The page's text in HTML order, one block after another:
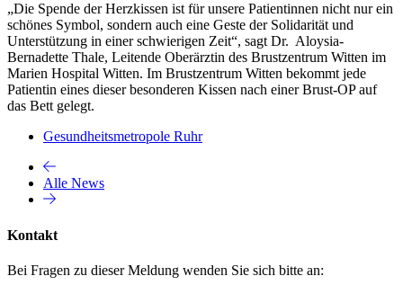
„Die Spende der Herzkissen ist für unsere Patientinnen nicht nur ein
schönes Symbol, sondern auch eine Geste der Solidarität und
Unterstützung in einer schwierigen Zeit“, sagt Dr. Aloysia-
Bernadette Thale, Leitende Oberärztin des Brustzentrum Witten im
Marien Hospital Witten. Im Brustzentrum Witten bekommt jede
Patientin eines dieser besonderen Kissen nach einer Brust-OP auf
das Bett gelegt.
Gesundheitsmetropole Ruhr
Alle News
Kontakt
Bei Fragen zu dieser Meldung wenden Sie sich bitte an: